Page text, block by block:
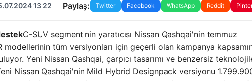
13:22 Paylaş: Twitter Facebook WhatsApp Reddit
C-SUV segmentinin yaratıcısı Nissan Qashqai'nin temmuz
modellerinin tüm versiyonları için geçerli olan kampanya
Yeni Nissan Qashqai, çarpıcı tasarımı ve benzersiz
Nissan Qashqai'nin Mild Hybrid Designpack versiyonu